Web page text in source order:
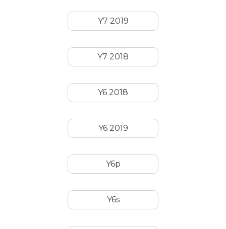
Y7 2019
Y7 2018
Y6 2018
Y6 2019
Y6p
Y6s